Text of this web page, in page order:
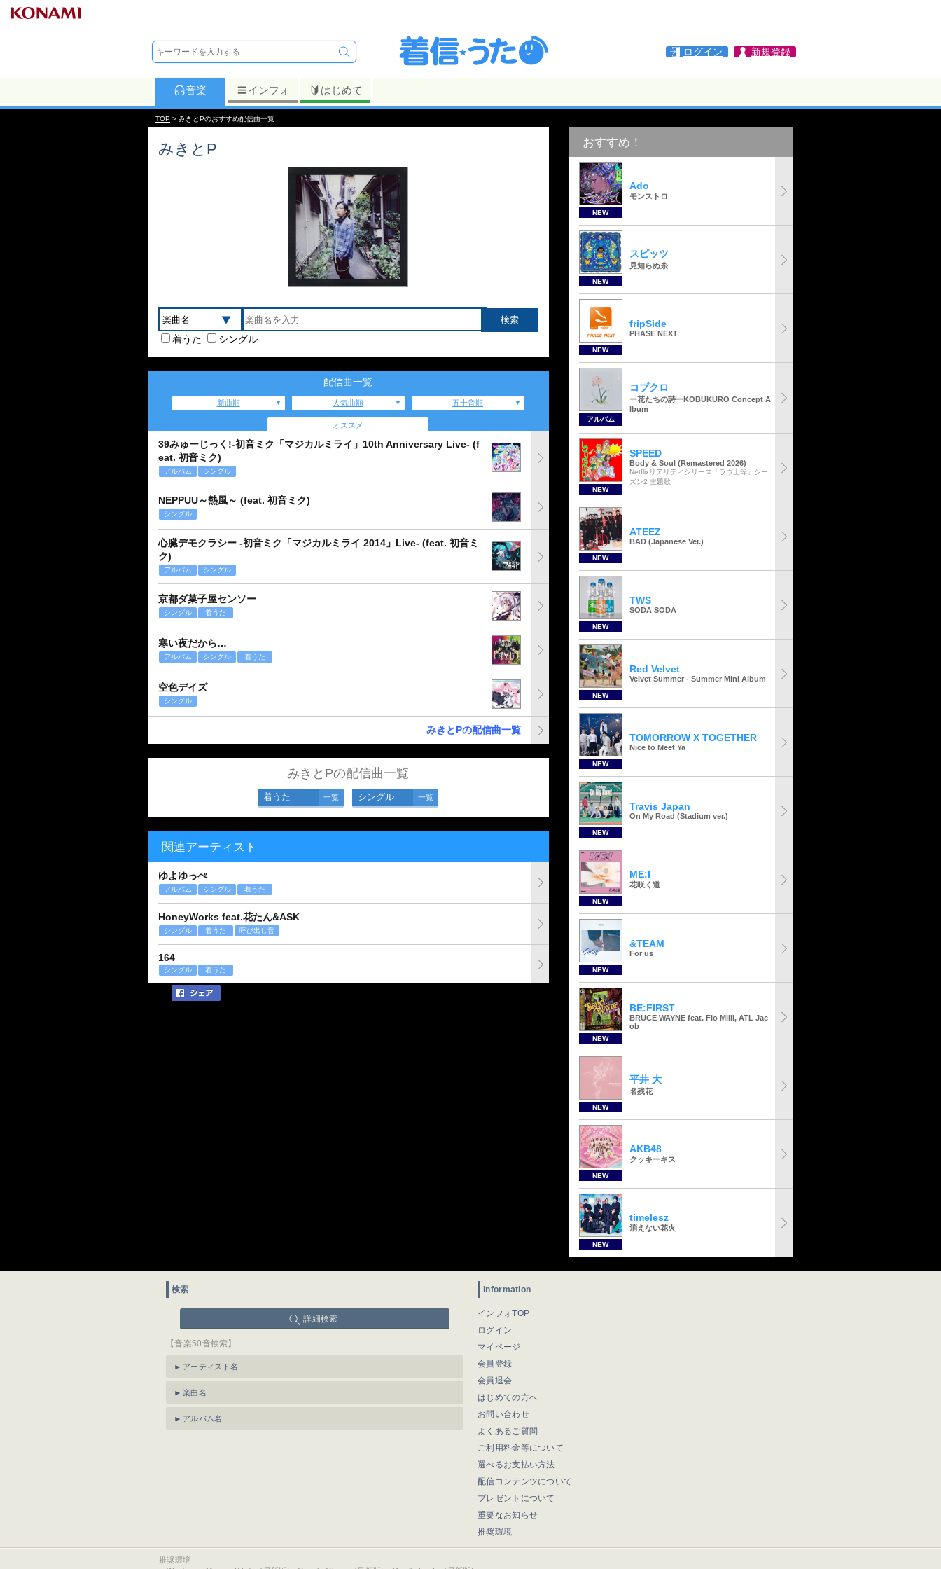
ログイン 新規登録
音楽 インフォ はじめて
TOP > みきとPのおすすめ配信曲一覧
みきとP
着うた シングル
配信曲一覧
新曲順 人気曲順 五十音順
オススメ
39みゅーじっく!-初音ミク「マジカルミライ」10th Anniversary Live- (f
eat. 初音ミク)
アルバム シングル
NEPPUU～熱風～ (feat. 初音ミク)
シングル
心臓デモクラシー -初音ミク「マジカルミライ 2014」Live- (feat. 初音ミ
ク)
アルバム シングル
京都ダ菓子屋センソー
シングル 着うた
寒い夜だから…
アルバム シングル 着うた
空色デイズ
シングル
みきとPの配信曲一覧
みきとPの配信曲一覧
着うた 一覧 シングル 一覧
関連アーティスト
ゆよゆっぺ
アルバム シングル 着うた
HoneyWorks feat.花たん&ASK
シングル 着うた 呼び出し音
164
シングル 着うた
おすすめ！
NEW
Ado
モンストロ
NEW
スピッツ
見知らぬ糸
NEW
fripSide
PHASE NEXT
アルバム
コブクロ
ー花たちの詩ーKOBUKURO Concept A
lbum
NEW
SPEED
Body & Soul (Remastered 2026)
Netflixリアリティシリーズ「ラヴ上等」シー
ズン2 主題歌
NEW
ATEEZ
BAD (Japanese Ver.)
NEW
TWS
SODA SODA
NEW
Red Velvet
Velvet Summer - Summer Mini Album
NEW
TOMORROW X TOGETHER
Nice to Meet Ya
NEW
Travis Japan
On My Road (Stadium ver.)
NEW
ME:I
花咲く道
NEW
&TEAM
For us
NEW
BE:FIRST
BRUCE WAYNE feat. Flo Milli, ATL Jac
ob
NEW
平井 大
名残花
NEW
AKB48
クッキーキス
NEW
timelesz
消えない花火
検索
詳細検索
【音楽50音検索】
アーティスト名
楽曲名
アルバム名
information
インフォTOP
ログイン
マイページ
会員登録
会員退会
はじめての方へ
お問い合わせ
よくあるご質問
ご利用料金等について
選べるお支払い方法
配信コンテンツについて
プレゼントについて
重要なお知らせ
推奨環境
推奨環境